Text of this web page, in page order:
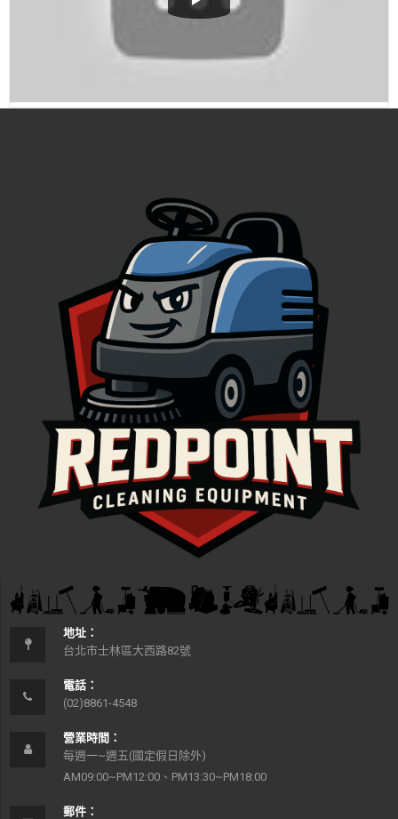
地址：
台北市士林區大西路82號
電話：
(02)8861-4548
營業時間：
每週一~週五(國定假日除外)
AM09:00~PM12:00、PM13:30~PM18:00
郵件：